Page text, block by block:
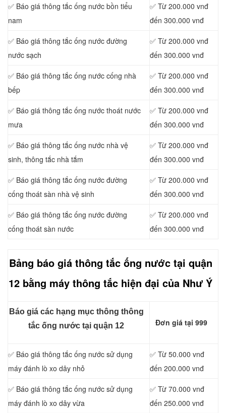
✅ Báo giá thông tắc ống nước bồn tiểu
nam
✅ Từ 200.000 vnđ
đến 300.000 vnđ
✅ Báo giá thông tắc ống nước đường
nước sạch
✅ Từ 200.000 vnđ
đến 300.000 vnđ
✅ Báo giá thông tắc ống nước cống nhà
bếp
✅ Từ 200.000 vnđ
đến 300.000 vnđ
✅ Báo giá thông tắc ống nước thoát nước
mưa
✅ Từ 200.000 vnđ
đến 300.000 vnđ
✅ Báo giá thông tắc ống nước nhà vệ
sinh, thông tắc nhà tắm
✅ Từ 200.000 vnđ
đến 300.000 vnđ
✅ Báo giá thông tắc ống nước đường
cống thoát sàn nhà vệ sinh
✅ Từ 200.000 vnđ
đến 300.000 vnđ
✅ Báo giá thông tắc ống nước đường
cống thoát sàn nước
✅ Từ 200.000 vnđ
đến 300.000 vnđ
Bảng báo giá thông tắc ống nước tại quận
12 bằng máy thông tắc hiện đại của Như Ý
Báo giá các hạng mục thông thông
tắc ống nước tại quận 12
Đơn giá tại 999
✅ Báo giá thông tắc ống nước sử dụng
máy đánh lò xo dây nhỏ
✅ Từ 50.000 vnđ
đến 200.000 vnđ
✅ Báo giá thông tắc ống nước sử dụng
máy đánh lò xo dây vừa
✅ Từ 70.000 vnđ
đến 250.000 vnđ